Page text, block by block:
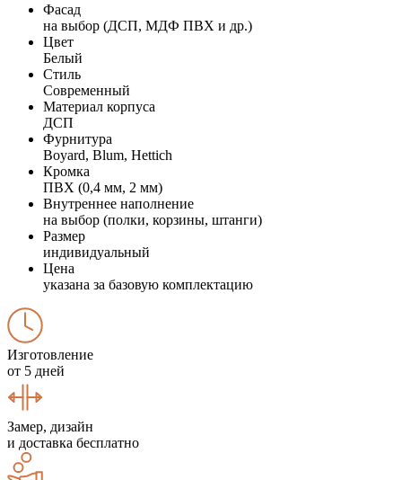
Фасад
на выбор (ДСП, МДФ ПВХ и др.)
Цвет
Белый
Стиль
Современный
Материал корпуса
ДСП
Фурнитура
Boyard, Blum, Hettich
Кромка
ПВХ (0,4 мм, 2 мм)
Внутреннее наполнение
на выбор (полки, корзины, штанги)
Размер
индивидуальный
Цена
указана за базовую комплектацию
Изготовление
от 5 дней
Замер, дизайн
и доставка бесплатно